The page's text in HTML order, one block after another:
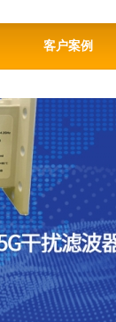
客户案例